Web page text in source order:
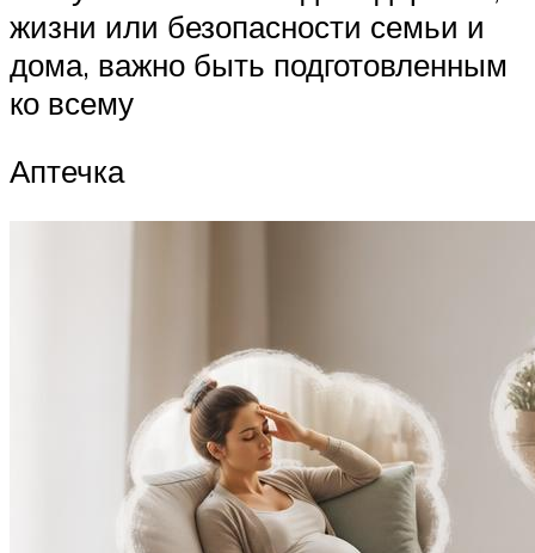
жизни или безопасности семьи и
дома, важно быть подготовленным
ко всему
Аптечка